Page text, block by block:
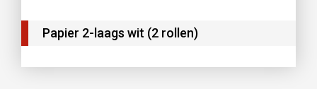
Papier 2-laags wit (2 rollen)